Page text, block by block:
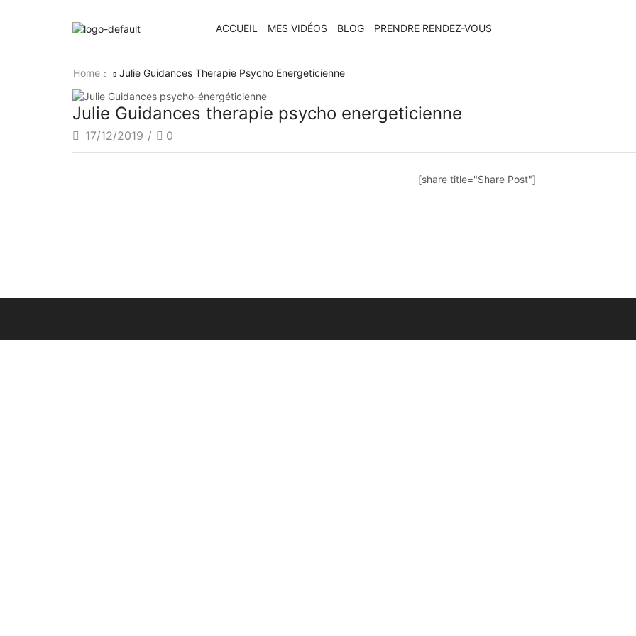
ACCUEIL MES VIDÉOS BLOG PRENDRE RENDEZ-VOUS
Home Julie Guidances Therapie Psycho Energeticienne
Julie Guidances therapie psycho energeticienne
17/12/2019 / 0
[share title="Share Post"]